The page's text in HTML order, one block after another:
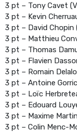
3 pt – Tony Cavet
3 pt – Kevin
3 pt – David Chopin
3 pt – Matthieu
3 pt – Thomas
3 pt – Flavien
3 pt – Romain
3 pt – Antoine
3 pt – Loïc
3 pt – Edouard
3 pt – Maxime
3 pt – Colin Menc-